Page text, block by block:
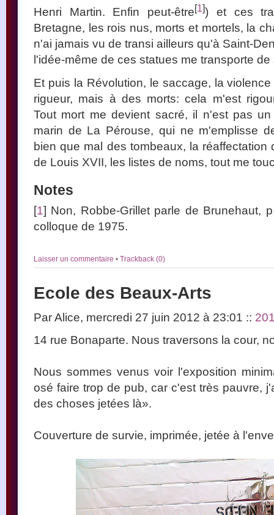
Henri Martin. Enfin peut-être[1]) et ces
Bretagne, les rois nus, morts et mortels, la
n'ai jamais vu de transi ailleurs qu'à Saint-
l'idée-même de ces statues me transporte de
Et puis la Révolution, le saccage, la
rigueur, mais à des morts: cela m'est
Tout mort me devient sacré, il n'est pas
marin de La Pérouse, qui ne m'emplisse
bien que mal des tombeaux, la
de Louis XVII, les listes de noms, tout me
Notes
[1] Non, Robbe-Grillet parle de Brunehaut,
colloque de 1975.
Laisser un commentaire • Trackback (0)
Ecole des Beaux-Arts
Par Alice, mercredi 27 juin 2012 à 23:01 ::
14 rue Bonaparte. Nous traversons la cour,
Nous sommes venus voir l'exposition
osé faire trop de pub, car c'est très pauvre,
des choses jetées là».
Couverture de survie, imprimée, jetée à